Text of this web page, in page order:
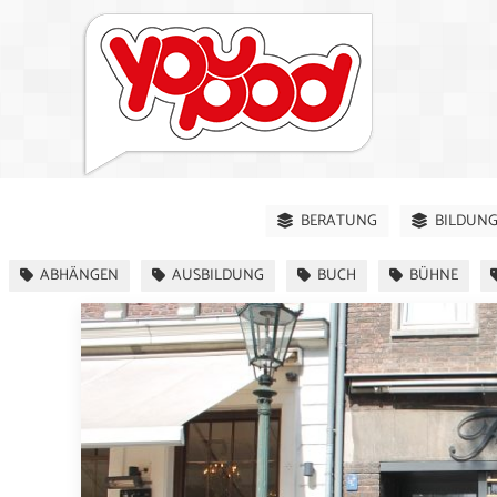
BERATUNG BILDUNG
ABHÄNGEN AUSBILDUNG BUCH BÜHNE